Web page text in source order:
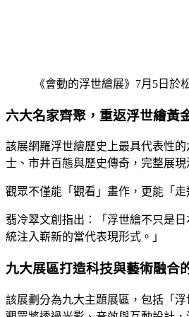
《會動的浮世繪展》7月5日
六大名家齊聚，重返浮世繪黃
該展網羅浮世繪歷史上最具代表性
士、市井百態與歷史傳奇，完整展
觀眾不僅能「觀看」畫作，更能「
翡冷翠文創指出：「浮世繪不只是
統注入嶄新的當代表現形式。」
九大展區打造科技與藝術融合
該展劃分為九大主題展區，包括「